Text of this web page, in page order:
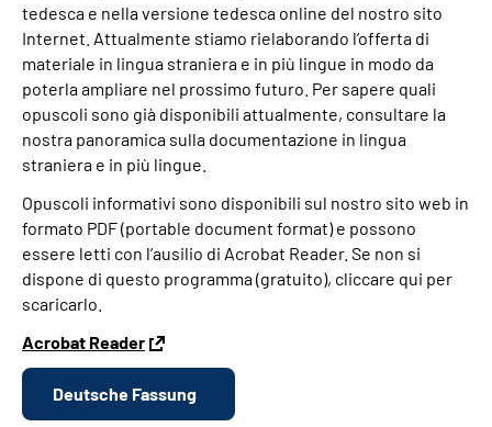
tedesca e nella versione tedesca online del nostro sito
Internet. Attualmente stiamo rielaborando l’offerta di
materiale in lingua straniera e in più lingue in modo da
poterla ampliare nel prossimo futuro. Per sapere quali
opuscoli sono già disponibili attualmente, consultare la
nostra panoramica sulla documentazione in lingua
straniera e in più lingue.
Opuscoli informativi sono disponibili sul nostro sito web in
formato PDF (portable document format) e possono
essere letti con l’ausilio di Acrobat Reader. Se non si
dispone di questo programma (gratuito), cliccare qui per
scaricarlo.
Acrobat Reader
Deutsche Fassung